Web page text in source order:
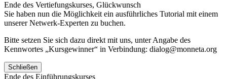
Ende des Vertiefungskurses, Glückwunsch
Sie haben nun die Möglichkeit ein ausführliches Tutorial mit einem
unserer Netwerk-Experten zu buchen.
Bitte setzen Sie sich dazu direkt mit uns, unter Angabe des
Kennwortes „Kursgewinner“ in Verbindung: dialog@monneta.org
Schließen
Ende des Einführungskurses